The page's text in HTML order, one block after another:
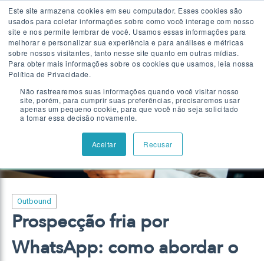
Este site armazena cookies em seu computador. Esses cookies são
usados para coletar informações sobre como você interage com nosso
site e nos permite lembrar de você. Usamos essas informações para
melhorar e personalizar sua experiência e para análises e métricas
sobre nossos visitantes, tanto nesse site quanto em outras mídias.
Para obter mais informações sobre os cookies que usamos, leia nossa
Política de Privacidade.
Não rastrearemos suas informações quando você visitar nosso
site, porém, para cumprir suas preferências, precisaremos usar
apenas um pequeno cookie, para que você não seja solicitado
a tomar essa decisão novamente.
Aceitar Recusar
Falar com especialista
MAIS LIDO
Outbound
Prospecção fria por
WhatsApp: como abordar o